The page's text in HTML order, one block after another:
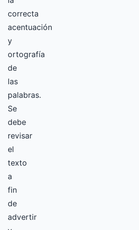
correcta
acentuación
y
ortografía
de
las
palabras.
Se
debe
revisar
el
texto
a
fin
de
advertir